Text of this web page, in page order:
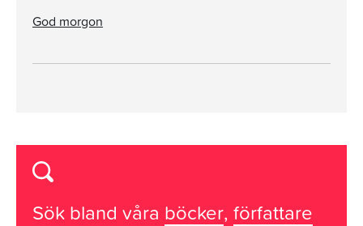
God morgon
Sök bland våra böcker, författare